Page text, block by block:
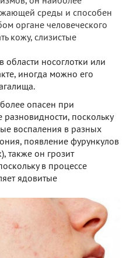
среды и способен
органе человеческого
кожу, слизистые
области носоглотки или
иногда можно его
опасен при
разновидности, поскольку
воспаления в разных
появление фурункулов
также он грозит
в процессе
ядовитые